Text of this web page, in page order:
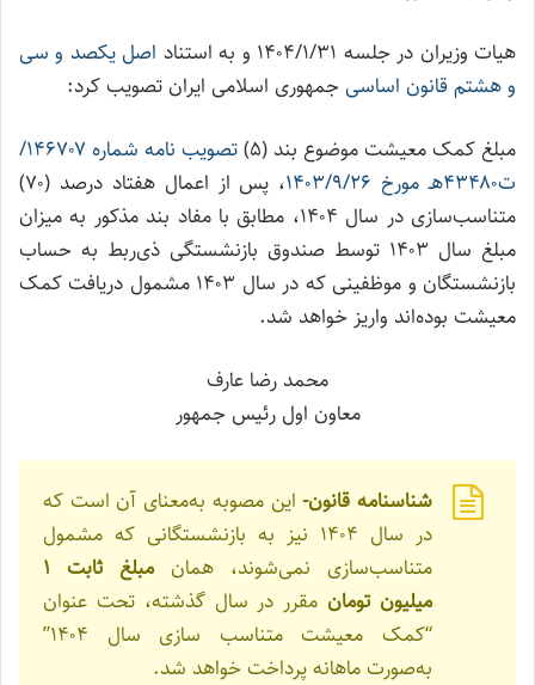
هیات وزیران در جلسه ۱۴۰۴/۱/۳۱ و به استناد
اصل یکصد و سی
و هشتم قانون اساسی جمهوری اسلامی ایران تصویب کرد:
مبلغ کمک معیشت موضوع بند (۵)
تصویب نامه شماره ۱۴۶۷۰۷/
ت۴۳۴۸۰هـ مورخ ۱۴۰۳/۹/۲۶
، پس از اعمال هفتاد درصد (۷۰)
متناسب‌سازی در سال ۱۴۰۴، مطابق با مفاد بند مذکور به میزان
مبلغ سال ۱۴۰۳ توسط صندوق بازنشستگی ذی‌ربط به حساب
بازنشستگان و موظفینی که در سال ۱۴۰۳ مشمول دریافت کمک
معیشت بوده‌اند واریز خواهد شد.
محمد رضا عارف
معاون اول رئیس جمهور
شناسنامه قانون-این مصوبه به‌معنای آن است که
در سال ۱۴۰۴ نیز به بازنشستگانی که مشمول
متناسب‌سازی نمی‌شوند، همان
مبلغ ثابت ۱
میلیون تومان مقرر در سال گذشته، تحت عنوان
“کمک معیشت متناسب سازی سال ۱۴۰۴”
به‌صورت ماهانه پرداخت خواهد شد.